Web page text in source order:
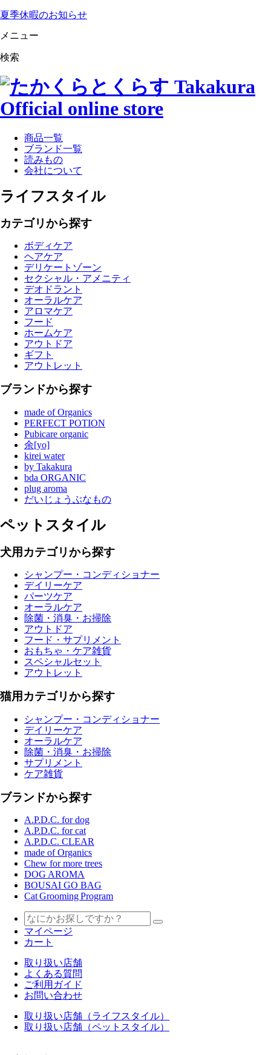
夏季休暇のお知らせ
メニュー
検索
商品一覧
ブランド一覧
読みもの
会社について
ライフスタイル
カテゴリから探す
ボディケア
ヘアケア
デリケートゾーン
セクシャル・アメニティ
デオドラント
オーラルケア
アロマケア
フード
ホームケア
アウトドア
ギフト
アウトレット
ブランドから探す
made of Organics
PERFECT POTION
Pubicare organic
余[yo]
kirei water
by Takakura
bda ORGANIC
plug aroma
だいじょうぶなもの
ペットスタイル
犬用カテゴリから探す
シャンプー・コンディショナー
デイリーケア
パーツケア
オーラルケア
除菌・消臭・お掃除
アウトドア
フード・サプリメント
おもちゃ・ケア雑貨
スペシャルセット
アウトレット
猫用カテゴリから探す
シャンプー・コンディショナー
デイリーケア
オーラルケア
除菌・消臭・お掃除
サプリメント
ケア雑貨
ブランドから探す
A.P.D.C. for dog
A.P.D.C. for cat
A.P.D.C. CLEAR
made of Organics
Chew for more trees
DOG AROMA
BOUSAI GO BAG
Cat Grooming Program
マイページ
カート
取り扱い店舗
よくある質問
ご利用ガイド
お問い合わせ
取り扱い店舗（ライフスタイル）
取り扱い店舗（ペットスタイル）